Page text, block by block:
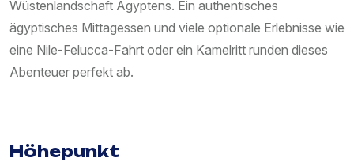
Wüstenlandschaft Ägyptens. Ein authentisches
ägyptisches Mittagessen und viele optionale Erlebnisse wie
eine Nile-Felucca-Fahrt oder ein Kamelritt runden dieses
Abenteuer perfekt ab.
Höhepunkt